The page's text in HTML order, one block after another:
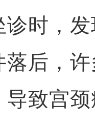
时，发
落后，
致宫